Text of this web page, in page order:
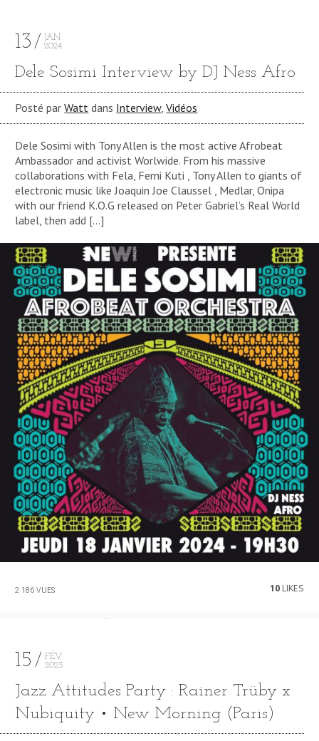
13
JAN
2024
Dele Sosimi Interview by DJ Ness Afro
Posté parWatt dans Interview,Vidéos
Dele Sosimi with Tony Allen is the most active Afrobeat
Ambassador and activist Worlwide. From his massive
collaborations with Fela, Femi Kuti , Tony Allen to giants of
electronic music like Joaquin Joe Claussel , Medlar, Onipa
with our friend K.O.G released on Peter Gabriel’s Real World
label, then add […]
2 186 VUES 10LIKES
15
FÉV
2023
Jazz Attitudes Party : Rainer Trüby x
Nubiquity • New Morning (Paris)